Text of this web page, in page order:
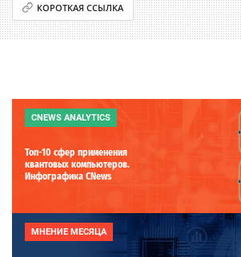
КОРОТКАЯ ССЫЛКА
CNEWS ANALYTICS
Топ-10 сфер применения
квантовых компьютеров.
Инфографика CNews
МНЕНИЕ МЕСЯЦА